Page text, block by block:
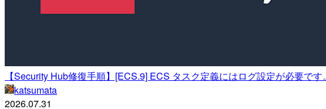
【Security Hub修復手順】[ECS.9] ECS タスク定義にはログ設定が必要です。
katsumata
2026.07.31